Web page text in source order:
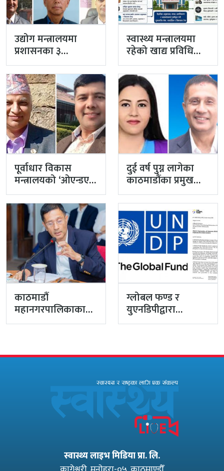
उद्योग मन्त्रालयमा
प्रशासनका ३
सहसचिव फाजिलमा
स्वास्थ्य मन्त्रालयमा
रहेको खाद्य प्रविधि
तथा गुण नियन्त्रण
विभाग विज्ञान…
पूर्वाधार विकास
मन्त्रालयको ‘ओएन्डएम’
नटुंगिदा प्रशासनका
सहसचिवको भएन
व्यवस्थापन
दुई वर्ष पुग्न लागेका
काठमाडौंका प्रमुख
प्रशासकीय अधिकृत
गुरागाईं अवकाशमा,…
काठमाडौं
महानगरपालिकाका
प्रमुख प्रशासकीय
ग्लोबल फण्ड र
युएनडिपीद्वारा
सरकारको
विवादास्पद…
स्वास्थ्य लाइभ मिडिया प्रा. लि.